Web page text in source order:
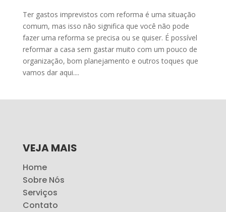
Ter gastos imprevistos com reforma é uma situação
comum, mas isso não significa que você não pode
fazer uma reforma se precisa ou se quiser. É possível
reformar a casa sem gastar muito com um pouco de
organização, bom planejamento e outros toques que
vamos dar aqui....
VEJA MAIS
Home
Sobre Nós
Serviços
Contato